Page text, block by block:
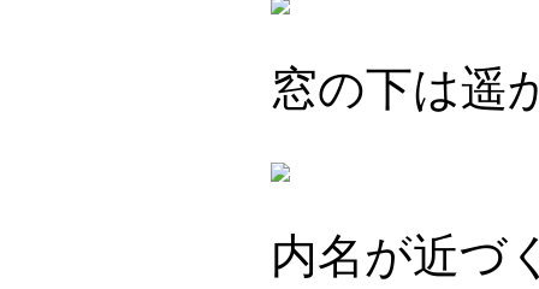
窓の下は遥
内名が近づ